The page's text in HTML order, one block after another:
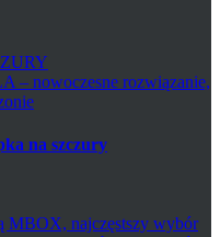
na szczury